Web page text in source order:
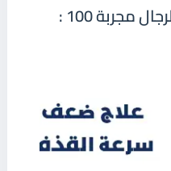
علاج سرعة القذف عند الرجال مجربة 100 :